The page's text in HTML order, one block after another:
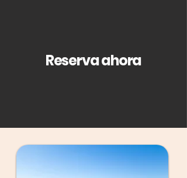
Reserva ahora